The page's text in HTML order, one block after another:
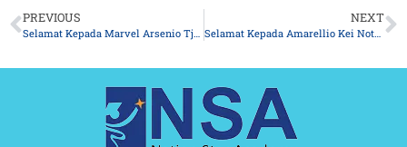
PREVIOUS
Selamat Kepada Marvel Arsenio Tjandrata
NEXT
Selamat Kepada Amarellio Kei Notokusumo